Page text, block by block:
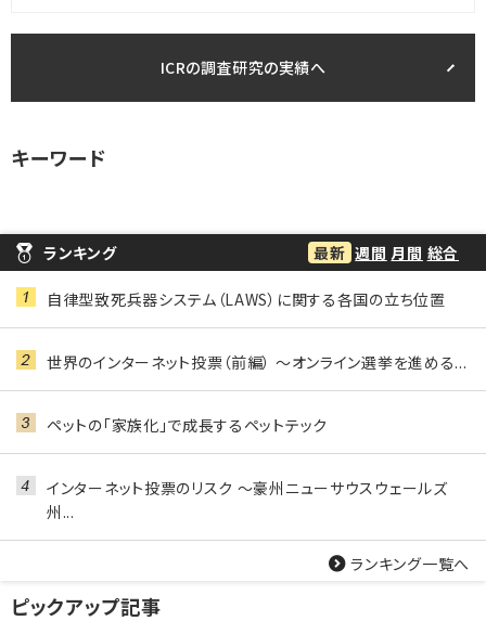
ICRの調査研究の実績へ
キーワード
ランキング 最新 週間 月間 総合
自律型致死兵器システム（LAWS）に関する各国の立ち位置
世界のインターネット投票（前編） ～オンライン選挙を進める...
ペットの「家族化」で成長するペットテック
インターネット投票のリスク ～豪州ニューサウスウェールズ
州...
ランキング一覧へ
ピックアップ記事